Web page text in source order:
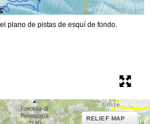
plano de pistas de esquí de fondo.
RELIEF MAP